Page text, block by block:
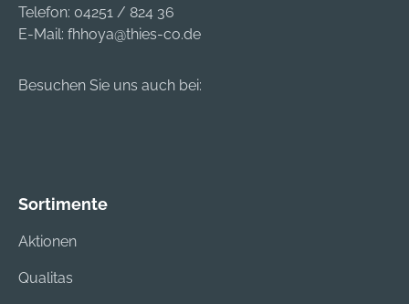
Telefon: 04251 / 824 36
E-Mail: fhhoya@thies-co.de
Besuchen Sie uns auch bei:
Sortimente
Aktionen
Qualitas